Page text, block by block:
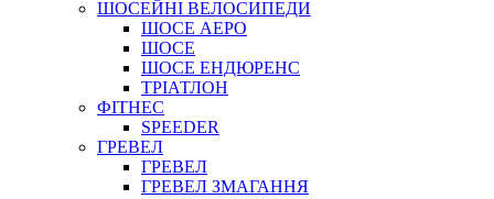
ШОСЕЙНІ ВЕЛОСИПЕДИ
ШОСЕ АЕРО
ШОСЕ
ШОСЕ ЕНДЮРЕНС
ТРІАТЛОН
ФІТНЕС
SPEEDER
ГРЕВЕЛ
ГРЕВЕЛ
ГРЕВЕЛ ЗМАГАННЯ